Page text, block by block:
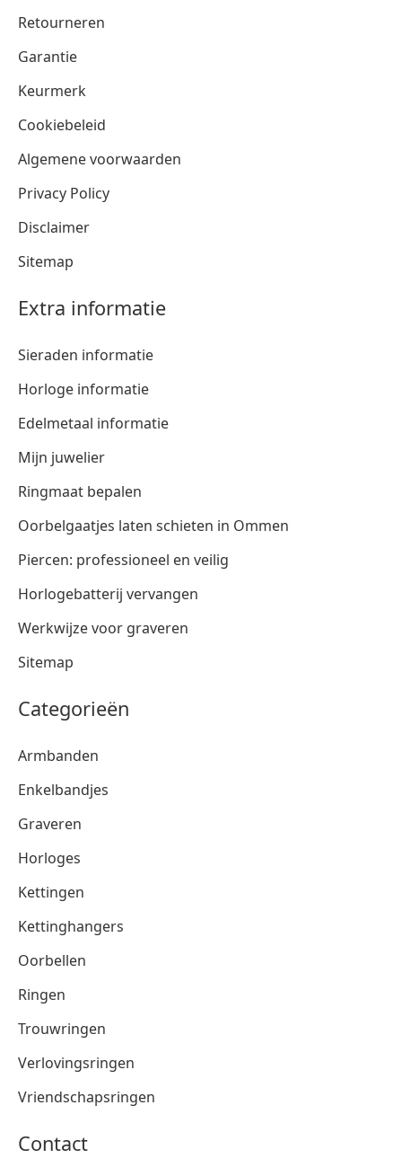
Retourneren
Garantie
Keurmerk
Cookiebeleid
Algemene voorwaarden
Privacy Policy
Disclaimer
Sitemap
Extra informatie
Sieraden informatie
Horloge informatie
Edelmetaal informatie
Mijn juwelier
Ringmaat bepalen
Oorbelgaatjes laten schieten in Ommen
Piercen: professioneel en veilig
Horlogebatterij vervangen
Werkwijze voor graveren
Sitemap
Categorieën
Armbanden
Enkelbandjes
Graveren
Horloges
Kettingen
Kettinghangers
Oorbellen
Ringen
Trouwringen
Verlovingsringen
Vriendschapsringen
Contact